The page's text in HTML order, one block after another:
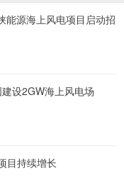
能源海上风电项目启动招
设2GW海上风电场
目持续增长